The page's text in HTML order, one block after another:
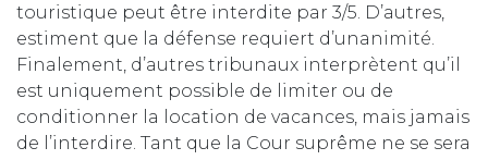
touristique peut être interdite par 3/5. D’autres,
estiment que la défense requiert d’unanimité.
Finalement, d’autres tribunaux interprètent qu’il
est uniquement possible de limiter ou de
conditionner la location de vacances, mais jamais
de l’interdire. Tant que la Cour suprême ne se sera